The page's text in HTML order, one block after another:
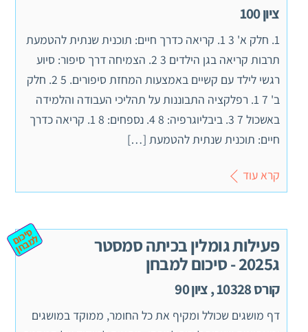
ציון 100
1. חלק א' 3 1. קריאה כדרך חיים: תוכנית שנתית להטמעת
תרבות קריאה בגן הילדים 3 2. הצמיחה דרך סיפור: סיוע
רגשי לילד עם קשיים באמצעות המחזת סיפורים. 5 2. חלק
ב' 7 1. רפלקציה התבוננות על תהליכי העבודה והלמידה
באשכול 7 3. ביבליוגרפיה: 8 4. נספחים: 8 1. קריאה כדרך
חיים: תוכנית שנתית להטמעת […]
קרא עוד
פעילות גומלין בכיתה סמסטר
ג2025 - סיכום למבחן
קורס 10328 , ציון 90
ס
יכ
ום ל
מ
ב
ח
ן
דף מושגים שכולל ומקיף את כל החומר, ממוקד במושגים